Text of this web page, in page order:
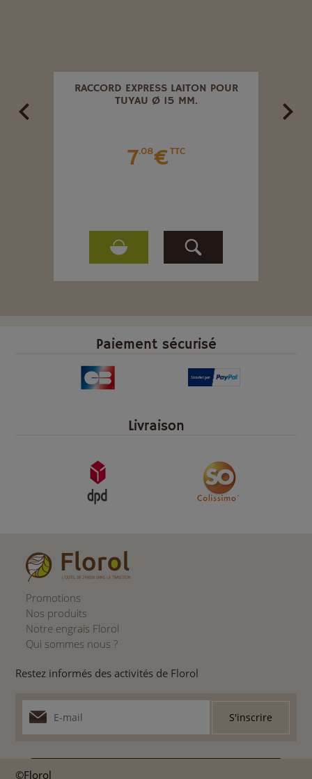
RACCORD EXPRESS LAITON POUR
TUYAU Ø 15 MM.
7.08€TTC
Paiement sécurisé
Livraison
Promotions
Nos produits
Notre engrais Florol
Qui sommes nous ?
Restez informés des activités de Florol
©Florol